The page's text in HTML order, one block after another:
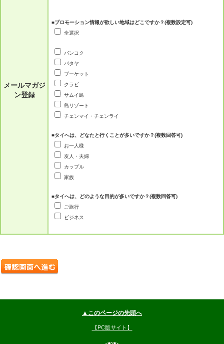
メールマガジ
ン登録
■プロモーション情報が欲しい地域はどこですか？(複数設定可)
全選択
バンコク
パタヤ
プーケット
クラビ
サムイ島
島リゾート
チェンマイ・チェンライ
■タイへは、どなたと行くことが多いですか？(複数回答可)
お一人様
友人・夫婦
カップル
家族
■タイへは、どのような目的が多いですか？(複数回答可)
ご旅行
ビジネス
▲このページの先頭へ
【PC版サイト】